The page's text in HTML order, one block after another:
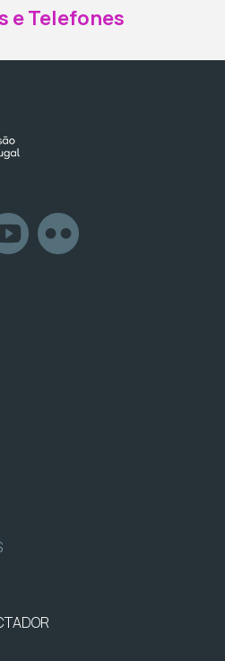
e Telefones